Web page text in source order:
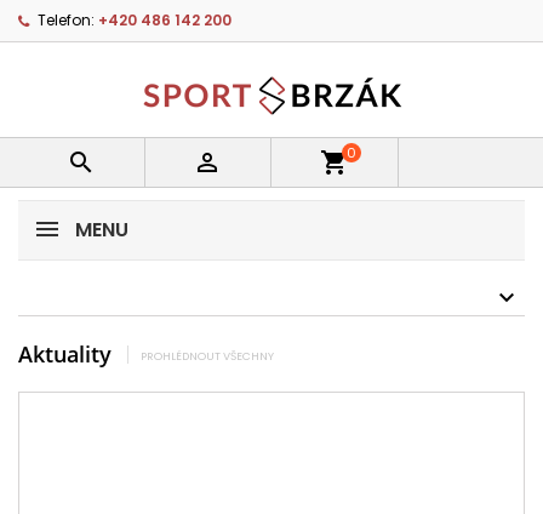
Telefon: +420 486 142 200
  shopping_cart0
MENU
Aktuality PROHLÉDNOUT VŠECHNY